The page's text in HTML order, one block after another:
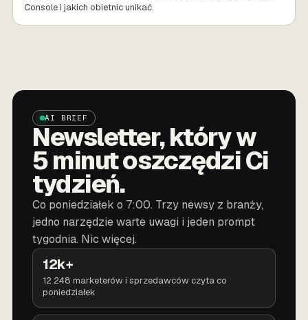
Console i jakich obietnic unikać.
AI BRIEF
Newsletter, który w
5 minut oszczędzi Ci
tydzień.
Co poniedziałek o 7:00. Trzy newsy z branży,
jedno narzędzie warte uwagi i jeden prompt
tygodnia. Nic więcej.
12k+
12 248 marketerów i sprzedawców czyta co
poniedziałek